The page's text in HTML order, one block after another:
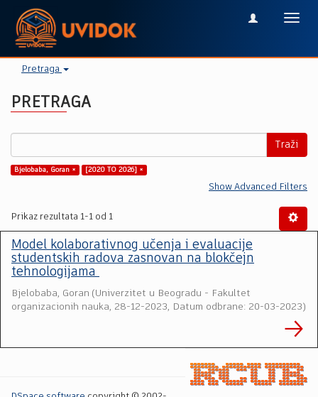
Pretraga
PRETRAGA
Traži
Bjelobaba, Goran × [2020 TO 2026] ×
Show Advanced Filters
Prikaz rezultata 1-1 od 1
Model kolaborativnog učenja i evaluacije
studentskih radova zasnovan na blokčejn
tehnologijama
Bjelobaba, Goran (Univerzitet u Beogradu - Fakultet
organizacionih nauka, 28-12-2023, Datum odbrane: 20-03-2023)